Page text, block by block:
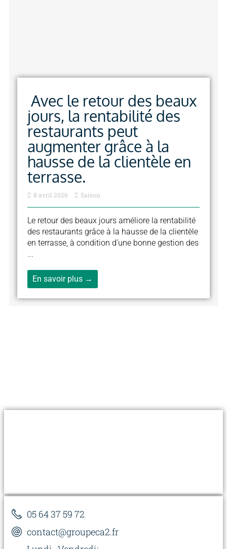
Avec le retour des beaux
jours, la rentabilité des
restaurants peut
augmenter grâce à la
hausse de la clientèle en
terrasse.
8 avril 2026 Saison
Le retour des beaux jours améliore la rentabilité
des restaurants grâce à la hausse de la clientèle
en terrasse, à condition d’une bonne gestion des
...
En savoir plus →
05 64 37 59 72
contact@groupeca2.fr